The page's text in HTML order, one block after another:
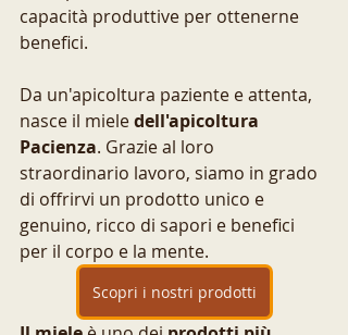
capacità produttive per ottenerne
benefici.
Da un'apicoltura paziente e attenta,
nasce il miele dell'apicoltura
Pacienza. Grazie al loro
straordinario lavoro, siamo in grado
di offrirvi un prodotto unico e
genuino, ricco di sapori e benefici
per il corpo e la mente.
Scopri i nostri prodotti